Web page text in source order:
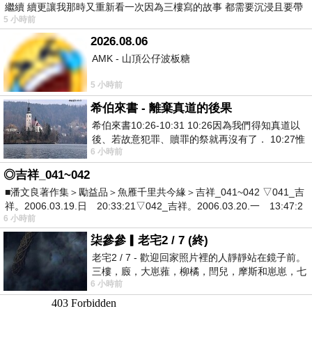
繼續 續更讓我那時又重新看一次因為三樓寫的故事 都需要沉浸且要帶
有
5 小時前
2026.08.06
AMK - 山頂公仔波板糖
5 小時前
希伯來書 - 離棄真道的後果
希伯來書10:26-10:31 10:26因為我們得知真道以
後、若故意犯罪、贖罪的祭就再沒有了． 10:27惟
有戰懼等候審判和那燒滅眾敵人的烈火
6 小時前
◎吉祥_041~042
■潘文良著作集＞勵益品＞魚雁千里共今緣＞吉祥_041~042 ▽041_吉
祥。2006.03.19.日 20:33:21▽042_吉祥。2006.03.20.一 13:47:2
6 小時前
柒參參▎老宅2 / 7 (終)
老宅2 / 7 - 歡迎回家照片裡的人靜靜站在鏡子前。
三樓，廄，大崽蕥，柳橘，閆兒，摩斯和崽崽，七
個人整整齊齊地站在鏡框之外，如同
6 小時前